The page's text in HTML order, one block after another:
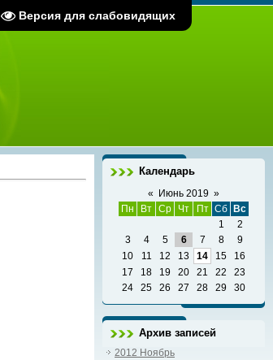
Версия для слабовидящих
Регистрация| Вход
Календарь
« Июнь 2019 »
Пн
Вт Ср Чт Пт Сб
Вс
1
2
3
4 5 6 7 8
9
10
11 12 13 14 15
16
17
18 19 20 21 22
23
24
25 26 27 28 29 30
Архив записей
2012 Ноябрь